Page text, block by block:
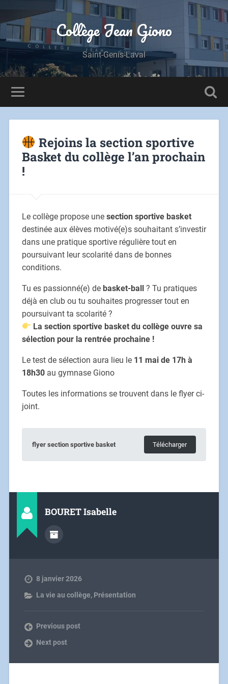
Collège Jean Giono
Saint-Genis-Laval
Rejoins la section sportive
Basket du collège l’an prochain
!
Le collège propose une section sportive basket
destinée aux élèves motivé(e)s souhaitant s’investir
dans une pratique sportive régulière tout en
poursuivant leur scolarité dans de bonnes
conditions.
Tu es passionné(e) de basket-ball? Tu pratiques
déjà en club ou tu souhaites progresser tout en
poursuivant ta scolarité ?
La section sportive basket du collège ouvre sa
sélection pour la rentrée prochaine !
Le test de sélection aura lieu le 11 mai de 17h à
18h30au gymnase Giono
Toutes les informations se trouvent dans le flyer ci-
joint.
flyer section sportive basket Télécharger
BOURET Isabelle
8 janvier 2026
La vie au collège, Présentation
Previous post
Next post
Panneau de gestion des cookies